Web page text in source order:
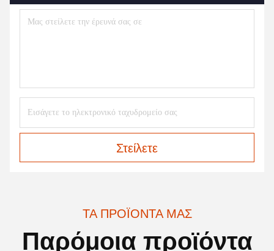
Στείλετε
ΤΑ ΠΡΟΪΌΝΤΑ ΜΑΣ
Παρόμοια προϊόντα